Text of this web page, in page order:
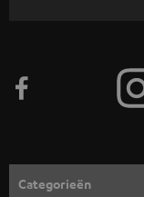
n
o
Categorieën